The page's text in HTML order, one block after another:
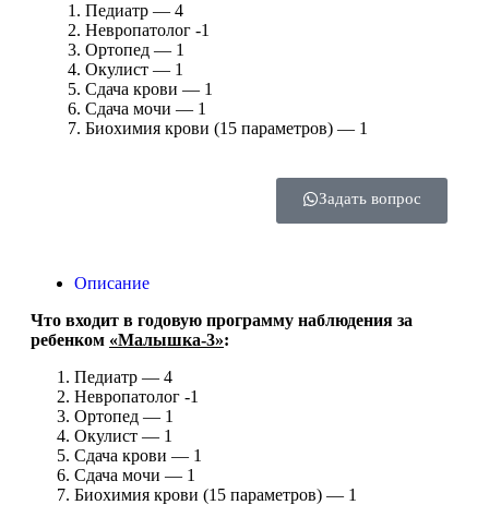
Педиатр — 4
Невропатолог -1
Ортопед — 1
Окулист — 1
Сдача крови — 1
Сдача мочи — 1
Биохимия крови (15 параметров) — 1
Задать вопрос
Описание
Что входит в годовую программу наблюдения за
ребенком «Малышка-3»:
Педиатр — 4
Невропатолог -1
Ортопед — 1
Окулист — 1
Сдача крови — 1
Сдача мочи — 1
Биохимия крови (15 параметров) — 1